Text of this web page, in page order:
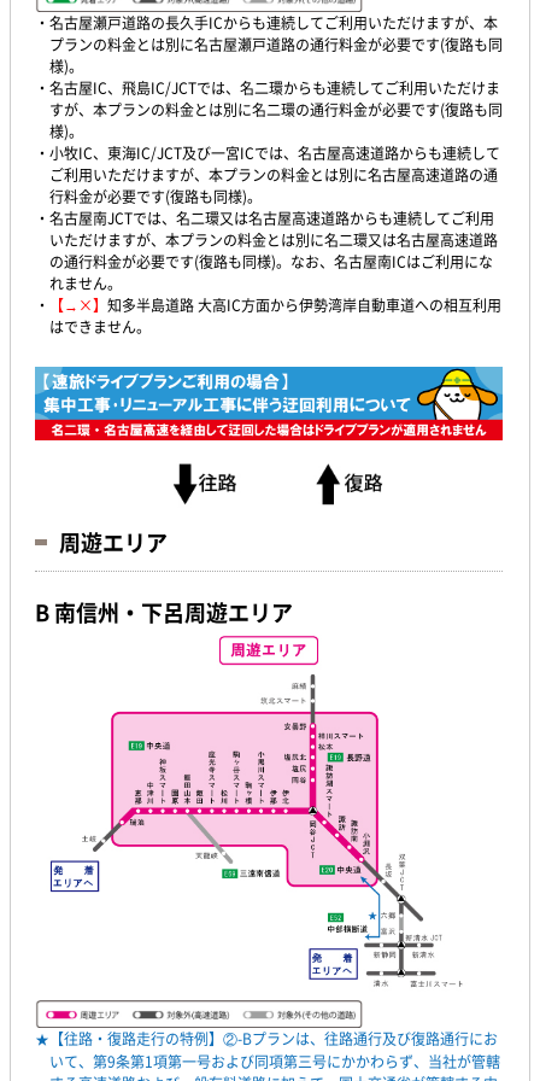
・名古屋瀬戸道路の長久手ICからも連続してご利用いただけますが、本
プランの料金とは別に名古屋瀬戸道路の通行料金が必要です(復路も同
様)。
・名古屋IC、飛島IC/JCTでは、名二環からも連続してご利用いただけま
すが、本プランの料金とは別に名二環の通行料金が必要です(復路も同
様)。
・小牧IC、東海IC/JCT及び一宮ICでは、名古屋高速道路からも連続して
ご利用いただけますが、本プランの料金とは別に名古屋高速道路の通
行料金が必要です(復路も同様)。
・名古屋南JCTでは、名二環又は名古屋高速道路からも連続してご利用
いただけますが、本プランの料金とは別に名二環又は名古屋高速道路
の通行料金が必要です(復路も同様)。なお、名古屋南ICはご利用にな
れません。
・
【→×】 知多半島道路 大高IC方面から伊勢湾岸自動車道への相互利用
はできません。
周遊エリア
B 南信州・下呂周遊エリア
★【往路・復路走行の特例】②-Bプランは、往路通行及び復路通行にお
いて、第9条第1項第一号および同項第三号にかかわらず、当社が管轄